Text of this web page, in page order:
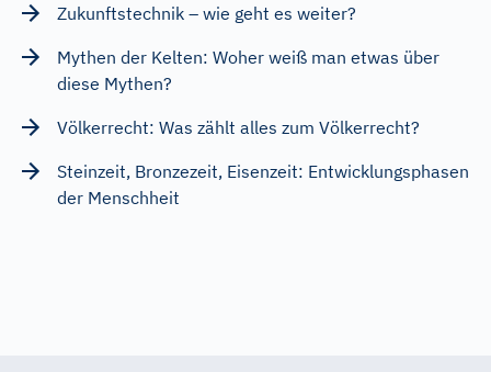
Zukunftstechnik – wie geht es weiter?
Mythen der Kelten: Woher weiß man etwas über
diese Mythen?
Völkerrecht: Was zählt alles zum Völkerrecht?
Steinzeit, Bronzezeit, Eisenzeit: Entwicklungsphasen
der Menschheit